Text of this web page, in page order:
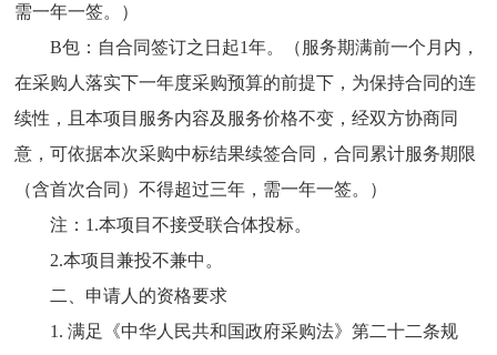
需一年一签。）
B包：自合同签订之日起1年。（服务期满前一个月内，
在采购人落实下一年度采购预算的前提下，为保持合同的连
续性，且本项目服务内容及服务价格不变，经双方协商同
意，可依据本次采购中标结果续签合同，合同累计服务期限
（含首次合同）不得超过三年，需一年一签。）
注：1.本项目不接受联合体投标。
2.本项目兼投不兼中。
二、申请人的资格要求
1. 满足《中华人民共和国政府采购法》第二十二条规